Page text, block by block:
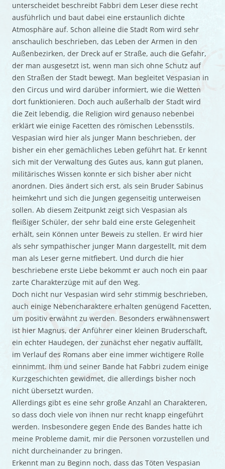
unterscheidet beschreibt Fabbri dem Leser diese recht
ausführlich und baut dabei eine erstaunlich dichte
Atmosphäre auf. Schon alleine die Stadt Rom wird sehr
anschaulich beschrieben, das Leben der Armen in den
Außenbezirken, der Dreck auf er Straße, auch die Gefahr,
der man ausgesetzt ist, wenn man sich ohne Schutz auf
den Straßen der Stadt bewegt. Man begleitet Vespasian in
den Circus und wird darüber informiert, wie die Wetten
dort funktionieren. Doch auch außerhalb der Stadt wird
die Zeit lebendig, die Religion wird genauso nebenbei
erklärt wie einige Facetten des römischen Lebensstils.
Vespasian wird hier als junger Mann beschrieben, der
bisher ein eher gemächliches Leben geführt hat. Er kennt
sich mit der Verwaltung des Gutes aus, kann gut planen,
militärisches Wissen konnte er sich bisher aber nicht
anordnen. Dies ändert sich erst, als sein Bruder Sabinus
heimkehrt und sich die Jungen gegenseitig unterweisen
sollen. Ab diesem Zeitpunkt zeigt sich Vespasian als
fleißiger Schüler, der sehr bald eine erste Gelegenheit
erhält, sein Können unter Beweis zu stellen. Er wird hier
als sehr sympathischer junger Mann dargestellt, mit dem
man als Leser gerne mitfiebert. Und durch die hier
beschriebene erste Liebe bekommt er auch noch ein paar
zarte Charakterzüge mit auf den Weg.
Doch nicht nur Vespasian wird sehr stimmig beschrieben,
auch einige Nebencharaktere erhalten genügend Facetten,
um positiv erwähnt zu werden. Besonders erwähnenswert
ist hier Magnus, der Anführer einer kleinen Bruderschaft,
ein echter Haudegen, der zunächst eher negativ auffällt,
im Verlauf des Romans aber eine immer wichtigere Rolle
einnimmt. Ihm und seiner Bande hat Fabbri zudem einige
Kurzgeschichten gewidmet, die allerdings bisher noch
nicht übersetzt wurden.
Allerdings gibt es eine sehr große Anzahl an Charakteren,
so dass doch viele von ihnen nur recht knapp eingeführt
werden. Insbesondere gegen Ende des Bandes hatte ich
meine Probleme damit, mir die Personen vorzustellen und
nicht durcheinander zu bringen.
Erkennt man zu Beginn noch, dass das Töten Vespasian